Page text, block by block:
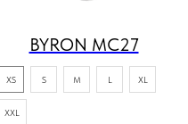
BYRON MC27
XS S M L XL
XXL